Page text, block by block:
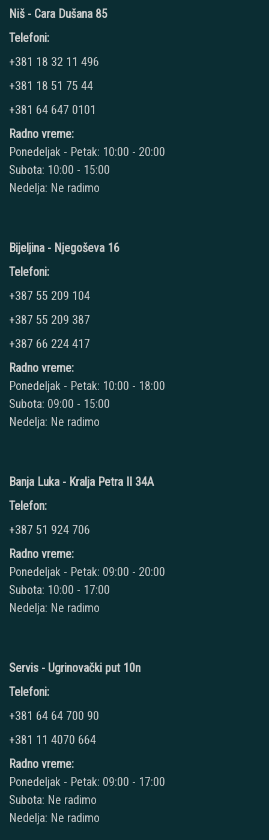
Niš - Cara Dušana 85
Telefoni:
+381 18 32 11 496
+381 18 51 75 44
+381 64 647 0101
Radno vreme:
Ponedeljak - Petak: 10:00 - 20:00
Subota: 10:00 - 15:00
Nedelja: Ne radimo
Bijeljina - Njegoševa 16
Telefoni:
+387 55 209 104
+387 55 209 387
+387 66 224 417
Radno vreme:
Ponedeljak - Petak: 10:00 - 18:00
Subota: 09:00 - 15:00
Nedelja: Ne radimo
Banja Luka - Kralja Petra II 34A
Telefon:
+387 51 924 706
Radno vreme:
Ponedeljak - Petak: 09:00 - 20:00
Subota: 10:00 - 17:00
Nedelja: Ne radimo
Servis - Ugrinovački put 10n
Telefoni:
+381 64 64 700 90
+381 11 4070 664
Radno vreme:
Ponedeljak - Petak: 09:00 - 17:00
Subota: Ne radimo
Nedelja: Ne radimo